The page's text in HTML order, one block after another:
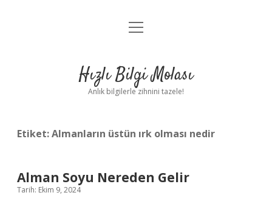
Anasayfa
Yasal Uyarı
menüyü
Hızlı Bilgi Molası
Anlık bilgilerle zihnini tazele!
Etiket:Almanların üstün ırk olması nedir
Alman Soyu Nereden Gelir
Tarih: Ekim 9, 2024